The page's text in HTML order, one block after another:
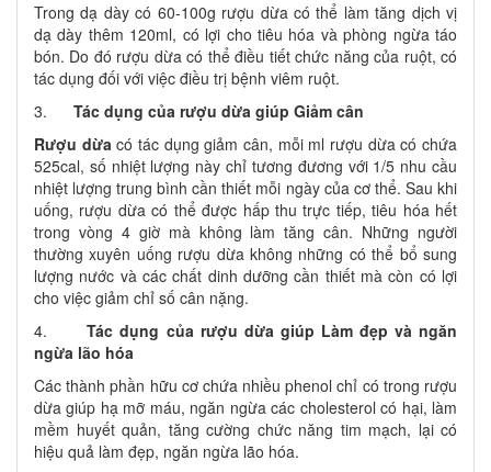
Trong dạ dày có 60-100g rượu dừa có thể làm tăng dịch vị
dạ dày thêm 120ml, có lợi cho tiêu hóa và phòng ngừa táo
bón. Do đó rượu dừa có thể điều tiết chức năng của ruột, có
tác dụng đối với việc điều trị bệnh viêm ruột.
3. Tác dụng của rượu dừa giúp Giảm cân
Rượu dừacó tác dụng giảm cân, mỗi ml rượu dừa có chứa
525cal, số nhiệt lượng này chỉ tương đương với 1/5 nhu cầu
nhiệt lượng trung bình cần thiết mỗi ngày của cơ thể. Sau khi
uống, rượu dừa có thể được hấp thu trực tiếp, tiêu hóa hết
trong vòng 4 giờ mà không làm tăng cân. Những người
thường xuyên uống rượu dừa không những có thể bổ sung
lượng nước và các chất dinh dưỡng cần thiết mà còn có lợi
cho việc giảm chỉ số cân nặng.
4.
Tác dụng của rượu dừa giúp Làm đẹp và ngăn
ngừa lão hóa
Các thành phần hữu cơ chứa nhiều phenol chỉ có trong rượu
dừa giúp hạ mỡ máu, ngăn ngừa các cholesterol có hại, làm
mềm huyết quản, tăng cường chức năng tim mạch, lại có
hiệu quả làm đẹp, ngăn ngừa lão hóa.